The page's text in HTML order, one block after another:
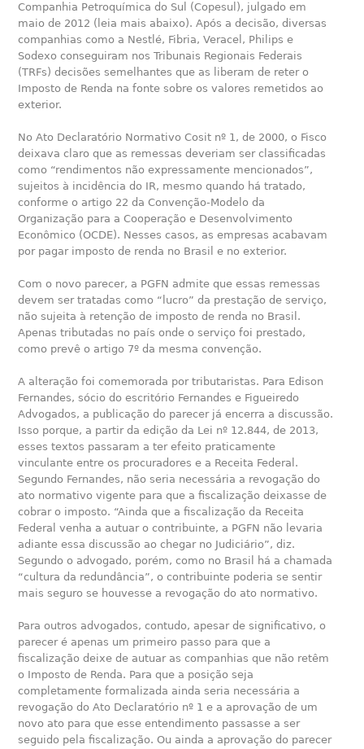
Companhia Petroquímica do Sul (Copesul), julgado em
maio de 2012 (leia mais abaixo). Após a decisão, diversas
companhias como a Nestlé, Fibria, Veracel, Philips e
Sodexo conseguiram nos Tribunais Regionais Federais
(TRFs) decisões semelhantes que as liberam de reter o
Imposto de Renda na fonte sobre os valores remetidos ao
exterior.
No Ato Declaratório Normativo Cosit nº 1, de 2000, o Fisco
deixava claro que as remessas deveriam ser classificadas
como “rendimentos não expressamente mencionados”,
sujeitos à incidência do IR, mesmo quando há tratado,
conforme o artigo 22 da Convenção-Modelo da
Organização para a Cooperação e Desenvolvimento
Econômico (OCDE). Nesses casos, as empresas acabavam
por pagar imposto de renda no Brasil e no exterior.
Com o novo parecer, a PGFN admite que essas remessas
devem ser tratadas como “lucro” da prestação de serviço,
não sujeita à retenção de imposto de renda no Brasil.
Apenas tributadas no país onde o serviço foi prestado,
como prevê o artigo 7º da mesma convenção.
A alteração foi comemorada por tributaristas. Para Edison
Fernandes, sócio do escritório Fernandes e Figueiredo
Advogados, a publicação do parecer já encerra a discussão.
Isso porque, a partir da edição da Lei nº 12.844, de 2013,
esses textos passaram a ter efeito praticamente
vinculante entre os procuradores e a Receita Federal.
Segundo Fernandes, não seria necessária a revogação do
ato normativo vigente para que a fiscalização deixasse de
cobrar o imposto. “Ainda que a fiscalização da Receita
Federal venha a autuar o contribuinte, a PGFN não levaria
adiante essa discussão ao chegar no Judiciário”, diz.
Segundo o advogado, porém, como no Brasil há a chamada
“cultura da redundância”, o contribuinte poderia se sentir
mais seguro se houvesse a revogação do ato normativo.
Para outros advogados, contudo, apesar de significativo, o
parecer é apenas um primeiro passo para que a
fiscalização deixe de autuar as companhias que não retêm
o Imposto de Renda. Para que a posição seja
completamente formalizada ainda seria necessária a
revogação do Ato Declaratório nº 1 e a aprovação de um
novo ato para que esse entendimento passasse a ser
seguido pela fiscalização. Ou ainda a aprovação do parecer